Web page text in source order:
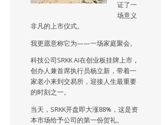
证了一
场意义
非凡的上市仪式。
我更愿意称它为——一场家庭聚会。
科技公司SRKK AI在创业板挂牌上市，
创办人兼首席执行员杨立新，带着一
家老小来到交易所，迎接人生最重要
的时刻之一。
当天，SRKK开盘即大涨88%，这是资
本市场给予公司的第一份贺礼。